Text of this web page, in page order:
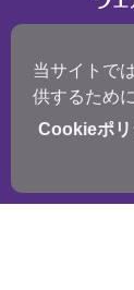
当サイトで
供するため
Cookieポ